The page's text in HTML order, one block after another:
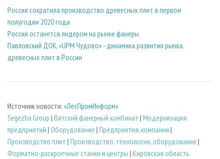
Россия сократила производство древесных плит в первом
полугодии 2020 года
Россия останется лидером на рынке фанеры
Павловский ДОК, «UPM Чудово» - динамика развития рынка
древесных плит в России
Источник новости: «ЛесПромИнформ»
Segezha Group | Вятский фанерный комбинат | Модернизация
предприятий | Оборудование | Предприятия, компании |
Производство плит | Производство, технологии, оборудование |
Форматно-раскроечные станки и центры | Кировская область